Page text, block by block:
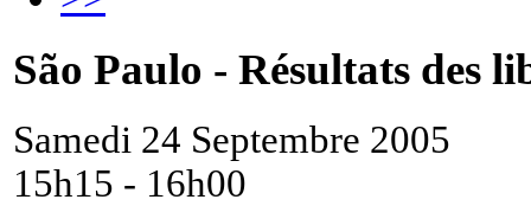
São Paulo - Résultats des
Samedi 24 Septembre 2005
15h15 - 16h00